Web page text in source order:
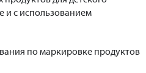
и с использованием
по маркировке продуктов